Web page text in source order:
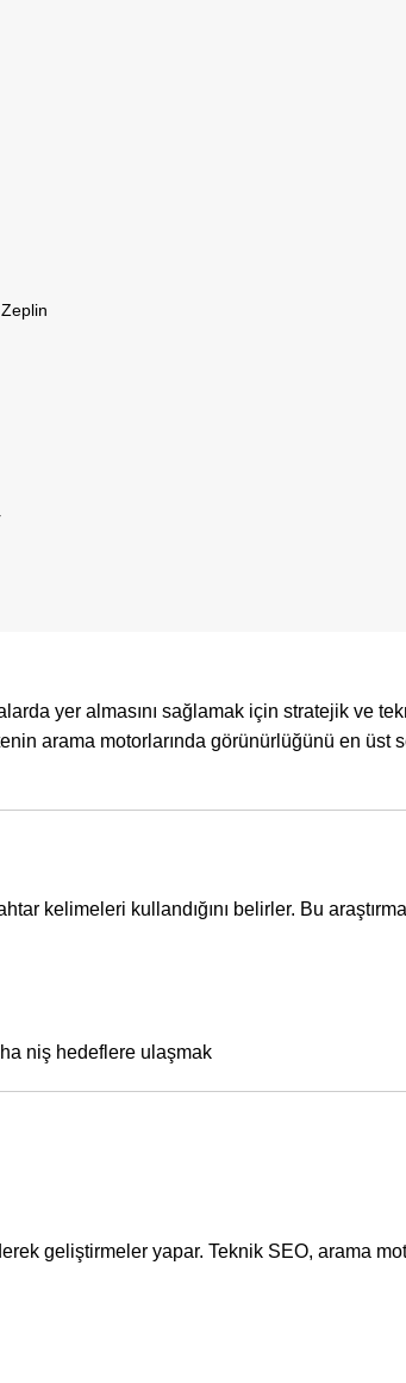
yer almasını sağlamak için stratejik ve
arama motorlarında görünürlüğünü en üst
kelimeleri kullandığını belirler. Bu
niş hedeflere ulaşmak
geliştirmeler yapar. Teknik SEO, arama